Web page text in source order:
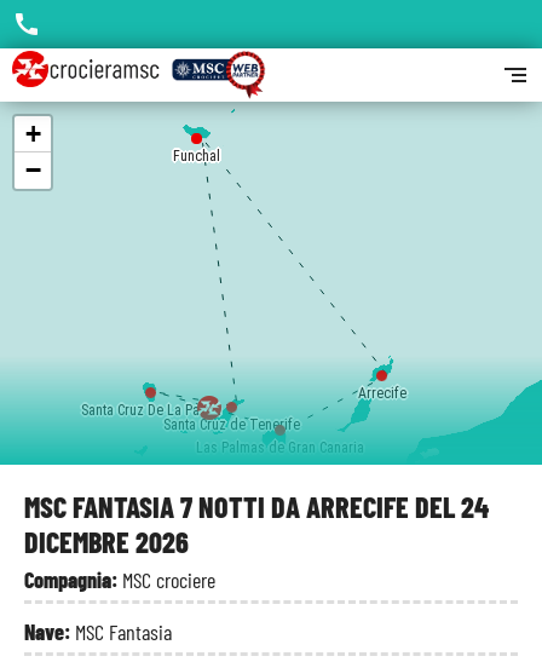
MSC FANTASIA 7 NOTTI DA ARRECIFE DEL 24
DICEMBRE 2026
Compagnia: MSC crociere
Nave: MSC Fantasia
Arrecife
Las Palmas de Gran Canaria
Santa Cruz De La Palma
Santa Cruz de Tenerife
Funchal
Funchal
+
−
call
segment